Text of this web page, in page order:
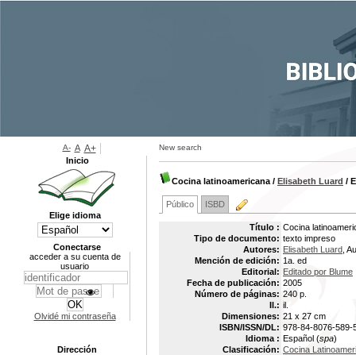
New search
Cocina latinoamericana / Elisabeth Luard /
Público ISBD
Título : Cocina
Tipo de documento: texto impreso
Autores: Elisabeth Luard ,
Mención de edición: 1a. ed
Editorial: Editado por Blume
Fecha de publicación: 2005
Número de páginas: 240 p.
Il.: il.
Dimensiones: 21 x 27 cm
ISBN/ISSN/DL: 978-84-8076-589-
Idioma : Español (spa)
Clasificación: Cocina
A- A A+
Inicio
Elige idioma
Conectarse
acceder a su cuenta de
usuario
Olvidé mi contraseña
Dirección